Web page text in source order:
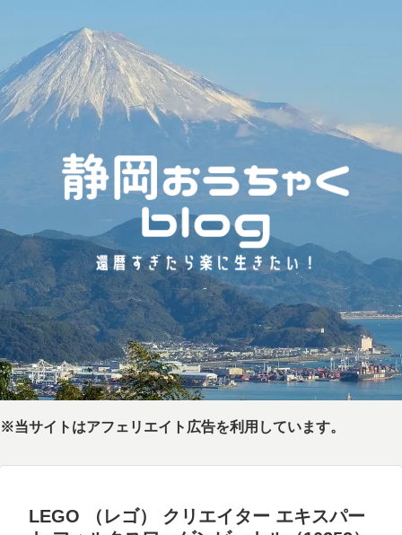
※当サイトはアフェリエイト広告を利用しています。
LEGO （レゴ） クリエイター エキスパー